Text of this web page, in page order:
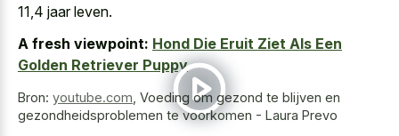
11,4 jaar leven.
A fresh viewpoint: Hond Die Eruit Ziet Als Een
Golden Retriever Puppy
Bron: youtube.com Voeding om gezond te blijven en
gezondheidsproblemen te voorkomen - Laura Prevo